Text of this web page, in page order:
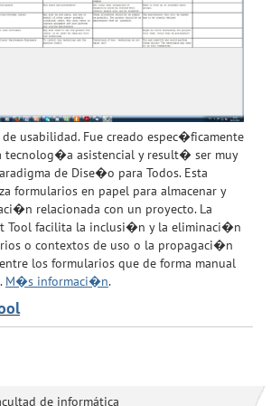
usabilidad. Fue creado espec�ficamente
tecnolog�a asistencial y result� ser muy
de Dise�o para Todos. Esta
formularios en papel para almacenar y
relacionada con un proyecto. La
Tool facilita la inclusi�n y la eliminaci�n
o contextos de uso o la propagaci�n
los formularios que de forma manual
M�s informaci�n.
de informática